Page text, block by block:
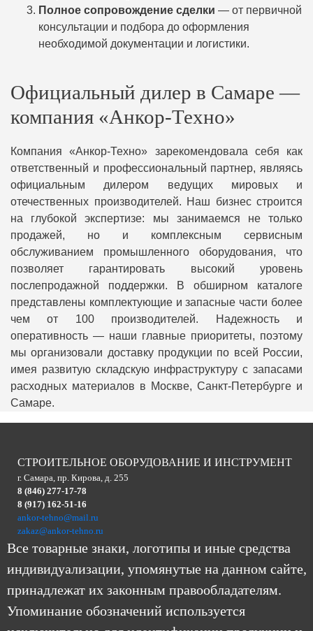
Полное сопровождение сделки — от первичной
консультации и подбора до оформления
необходимой документации и логистики.
Официальный дилер в Самаре —
компания «Анкор-Техно»
Компания «Анкор-Техно» зарекомендовала себя как
ответственный и профессиональный партнер, являясь
официальным дилером ведущих мировых и
отечественных производителей. Наш бизнес строится
на глубокой экспертизе: мы занимаемся не только
продажей, но и комплексным сервисным
обслуживанием промышленного оборудования, что
позволяет гарантировать высокий уровень
послепродажной поддержки. В обширном каталоге
представлены комплектующие и запасные части более
чем от 100 производителей. Надежность и
оперативность — наши главные приоритеты, поэтому
мы организовали доставку продукции по всей России,
имея развитую складскую инфраструктуру с запасами
расходных материалов в Москве, Санкт-Петербурге и
Самаре.
СТРОИТЕЛЬНОЕ ОБОРУДОВАНИЕ И ИНСТРУМЕНТ
г. Самара, пр. Кирова, д. 255
8 (846) 277-17-78
8 (917) 162-51-16
ankor-tehno@mail.ru
zakaz@ankor-tehno.ru
Все товарные знаки, логотипы и иные средства
индивидуализации, упомянутые на данном сайте,
принадлежат их законным правообладателям.
Упоминание обозначений используется